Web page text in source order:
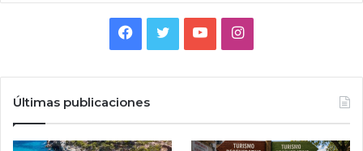
Facebook
TwitterYouTubeInstagram
Últimas publicaciones